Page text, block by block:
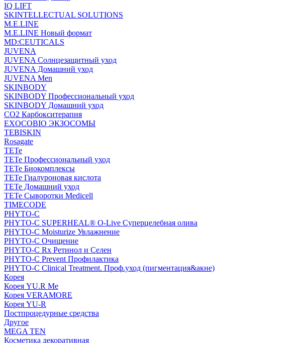
IQ LIFT
SKINTELLECTUAL SOLUTIONS
M.E.LINE
M.E.LINE Новый формат
MD:CEUTICALS
JUVENA
JUVENA Солнцезащитный уход
JUVENA Домашний уход
JUVENA Men
SKINBODY
SKINBODY Профессиональный уход
SKINBODY Домашний уход
CO2 Карбокситерапия
EXOCOBIO ЭКЗОСОМЫ
TEBISKIN
Rosagate
TETe
TETe Профессиональный уход
TETe Биокомплексы
TETe Гиалуроновая кислота
TETe Домашний уход
TETe Сыворотки Medicell
TIMECODE
PHYTO-C
PHYTO-C SUPERHEAL® O-Live Суперцелебная олива
PHYTO-C Moisturize Увлажнение
PHYTO-C Очищение
PHYTO-C Rx Ретинол и Селен
PHYTO-C Prevent Профилактика
PHYTO-C Clinical Treatment. Проф.уход (пигментация&акне)
Корея
Корея YU.R Me
Корея VERAMORE
Корея YU-R
Постпроцедурные средства
Другое
MEGA TEN
Косметика декоративная